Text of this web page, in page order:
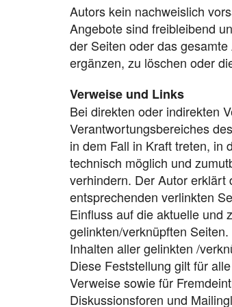
Autors kein nachweislich
Angebote sind freibleibend
der Seiten oder das
ergänzen, zu löschen oder
Verweise und Links
Bei direkten oder indirekten
Verantwortungsbereiches
in dem Fall in Kraft treten, in
technisch möglich und
verhindern. Der Autor
entsprechenden verlinkten
Einfluss auf die aktuelle und
gelinkten/verknüpften
Inhalten aller gelinkten /
Diese Feststellung gilt für
Verweise sowie für
Diskussionsforen und